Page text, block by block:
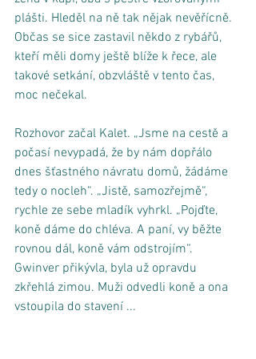
plášti. Hleděl na ně tak nějak nevěřícně.
Občas se sice zastavil někdo z rybářů,
kteří měli domy ještě blíže k řece, ale
takové setkání, obzvláště v tento čas,
moc nečekal.
Rozhovor začal Kalet. „Jsme na cestě a
počasí nevypadá, že by nám dopřálo
dnes šťastného návratu domů, žádáme
tedy o nocleh“. „Jistě, samozřejmě“,
rychle ze sebe mladík vyhrkl. „Pojďte,
koně dáme do chléva. A paní, vy běžte
rovnou dál, koně vám odstrojím“.
Gwinver přikývla, byla už opravdu
zkřehlá zimou. Muži odvedli koně a ona
vstoupila do stavení ...